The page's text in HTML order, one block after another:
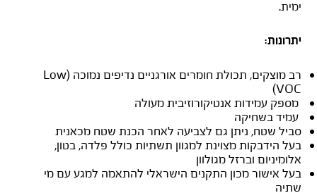
ימית.
יתרונות:
רב מוצקים, תכולת חומרים אורגניים נדיפים נמוכה (Low
VOC)
מספק עמידות אנטיקורוזיבית מעולה
עמיד בשחיקה
סביל שטח, ניתן גם לצביעה לאחר הכנת שטח מכאנית
בעל הידבקות מצוינת למגוון תשתיות כולל פלדה, בטון,
אלומיניום וברזל מגולוון
בעל אישור מכון התקנים הישראלי להתאמה למגע עם מי
שתיה